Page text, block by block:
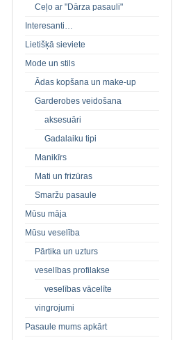
Ceļo ar "Dārza pasauli"
Interesanti…
Lietišķā sieviete
Mode un stils
Ādas kopšana un make-up
Garderobes veidošana
aksesuāri
Gadalaiku tipi
Manikīrs
Mati un frizūras
Smaržu pasaule
Mūsu māja
Mūsu veselība
Pārtika un uzturs
veselības profilakse
veselības vācelīte
vingrojumi
Pasaule mums apkārt